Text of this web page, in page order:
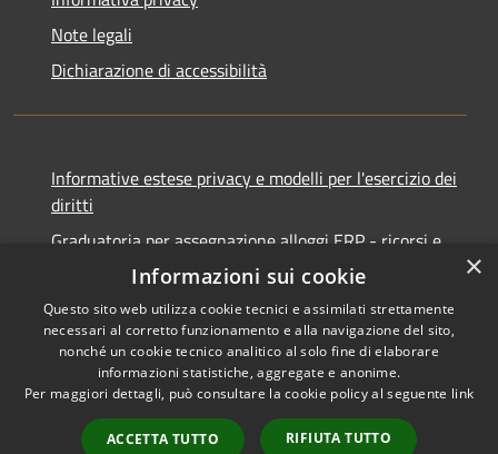
Note legali
Dichiarazione di accessibilità
Informative estese privacy e modelli per l'esercizio dei
diritti
Graduatoria per assegnazione alloggi ERP - ricorsi e
Accessibilità
Copyright © 2026 • Comune di
Ancona • Powered by
Municipium•
Accesso
×
Informazioni sui cookie
Questo sito web utilizza cookie tecnici e assimilati strettamente
necessari al corretto funzionamento e alla navigazione del sito,
nonché un cookie tecnico analitico al solo fine di elaborare
informazioni statistiche, aggregate e anonime.
Per maggiori dettagli, può consultare la cookie policy al seguente link
ACCETTA TUTTO RIFIUTA TUTTO